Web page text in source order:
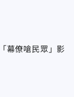
幕僚嗆民眾」影